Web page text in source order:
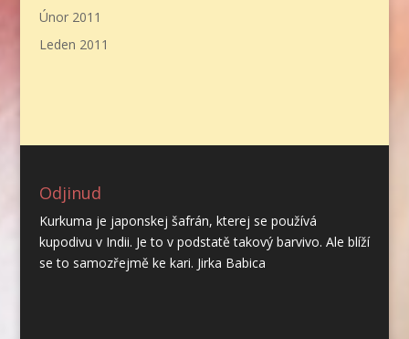
Únor 2011
Leden 2011
Odjinud
Kurkuma je japonskej šafrán, kterej se používá
kupodivu v Indii. Je to v podstatě takový barvivo. Ale blíží
se to samozřejmě ke kari. Jirka Babica